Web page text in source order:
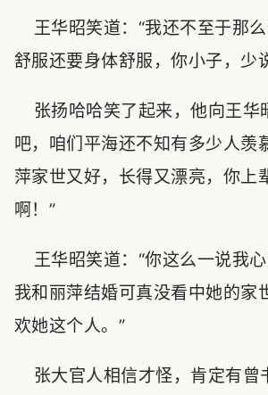
王华昭笑道：“我还不至于那
舒服还要身体舒服，你小子，少
张扬哈哈笑了起来，他向王华
吧，咱们平海还不知有多少人羡
萍家世又好，长得又漂亮，你上
啊！”
王华昭笑道：“你这么一说我心
我和丽萍结婚可真没看中她的家
欢她这个人。”
张大官人相信才怪，肯定有曾